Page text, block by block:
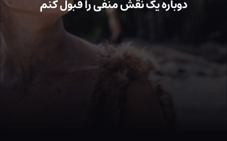
دوباره یک نقش منفی را قبول کنم